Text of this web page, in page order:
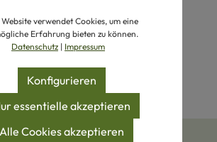
und die Anleitung.
Website verwendet Cookies, um eine
Erfahrung bieten zu können.
Datenschutz | Impressum
essentielle akzeptieren
Konfigurieren
Alle Cookies akzeptieren